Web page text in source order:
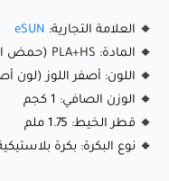
قشور اللوز، تضيف دفئًا
توفير التصاق أفضل بين
🔹 تشوه أقل: استقرار
🔸 العلامة التجارية: eSUN
🔸 المادة: PLA+HS (حمض
🔸 اللون: أصفر اللوز (لون
🔸 الوزن الصافي: 1 كجم
🔸 قطر الخيط: 1.75 ملم
🔸 نوع البكرة: بكرة